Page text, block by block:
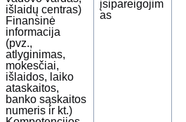
išlaidų centras)
Finansinė
informacija
(pvz.,
atlyginimas,
mokesčiai,
išlaidos, laiko
ataskaitos,
banko sąskaitos
numeris ir kt.)
įsipareigojim
as